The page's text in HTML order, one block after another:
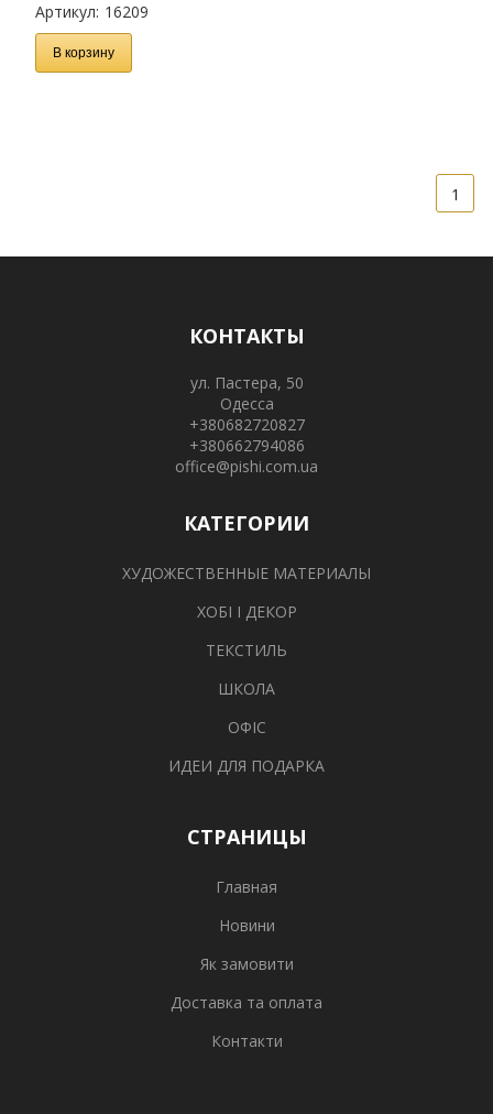
Артикул: 16209
В корзину
1
КОНТАКТЫ
ул. Пастера, 50
Одесса
+380682720827
+380662794086
office@pishi.com.ua
КАТЕГОРИИ
ХУДОЖЕСТВЕННЫЕ МАТЕРИАЛЫ
ХОБІ І ДЕКОР
ТЕКСТИЛЬ
ШКОЛА
ОФІС
ИДЕИ ДЛЯ ПОДАРКА
СТРАНИЦЫ
Главная
Новини
Як замовити
Доставка та оплата
Контакти